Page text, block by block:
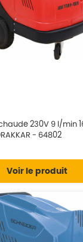
230V 9 l/min
- 64802
Voir le produit